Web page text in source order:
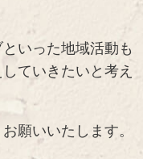
いった地域活動も
ていきたいと考え
願いいたします。